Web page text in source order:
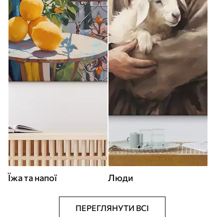
Їжа та напої Люди
ПЕРЕГЛЯНУТИ ВСІ